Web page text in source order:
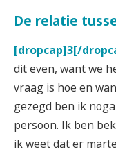
De relatie
[dropcap]3[/
dit even, want we
vraag is hoe en
gezegd ben ik
persoon. Ik ben
ik weet dat er